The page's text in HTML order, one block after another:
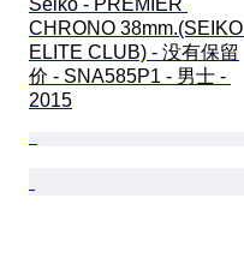
Seiko - PREMIER
CHRONO 38mm.(SEIKO
ELITE CLUB) - 没有保留
价 - SNA585P1 - 男士 -
2015